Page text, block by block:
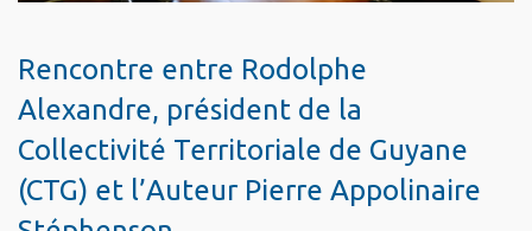
Rencontre entre Rodolphe
Alexandre, président de la
Collectivité Territoriale de Guyane
(CTG) et l’Auteur Pierre Appolinaire